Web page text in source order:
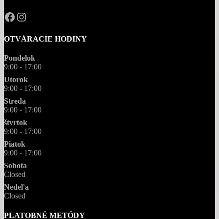
OPAL.drahokamy
opal.drahokamy
OTVÁRACIE HODINY
Pondelok
9:00 - 17:00
Utorok
9:00 - 17:00
Streda
9:00 - 17:00
štvrtok
9:00 - 17:00
Piatok
9:00 - 17:00
Sobota
Closed
Nedeľa
Closed
PLATOBNÉ METÓDY